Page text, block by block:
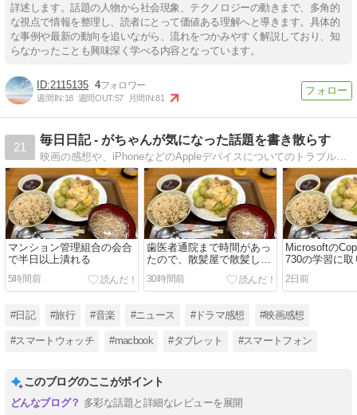
詳述します。話題の人物から社会現象、テクノロジーの動きまで、多角的
な視点で情報を整理し、読者にとって価値ある理解へと導きます。具体的
な事例や最新の動向を追いながら、流れをつかみやすく解説しており、知
らなかったことも興味深く学べる内容となっています。
2115135 4
週間IN:18 週間OUT:57 月間IN:81
21
毎日日記 - がちゃんが気になった話題を書き散らす
映画の感想や、iPhoneなどのAppleデバイスについてのトラブル解決、旅行に行った際のライブ書き込み、音楽のライブの感想、その他気になるニュースについての感想など、気になった話題を書き散らしています。
マンション管理組合の会合
で半日以上潰れる
5時間前
歯医者通院まで時間があっ
たので、散髪屋で散髪して
もらう
30時間前
Microsoftの
730の学習に取
2日前
#日記 #旅行 #音楽 #ニュース #ドラマ感想 #映画感想
#スマートウォッチ #macbook #タブレット #スマートフォン
このブログのここがポイント
多彩な話題と詳細なレビューを展開